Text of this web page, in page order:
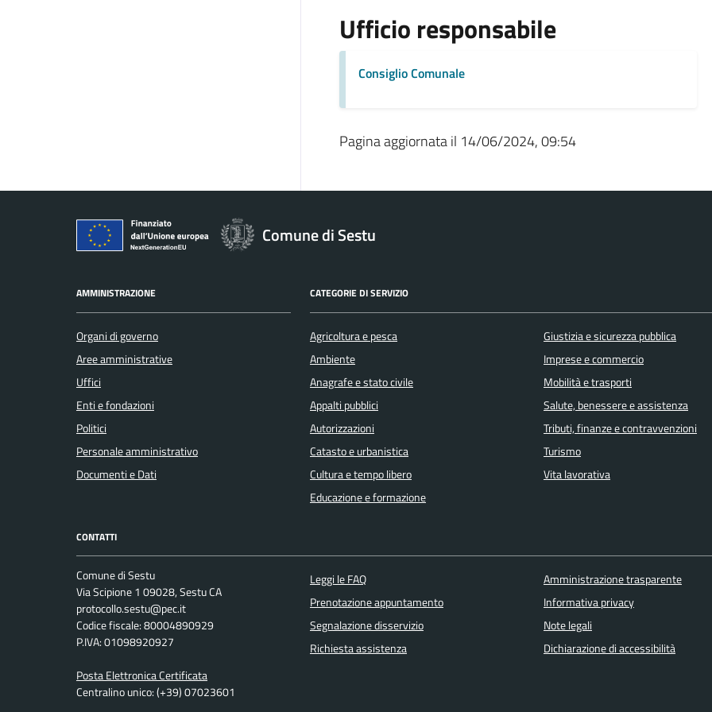
Ufficio responsabile
Consiglio Comunale
Pagina aggiornata il 14/06/2024, 09:54
Comune di Sestu
AMMINISTRAZIONE
Organi di governo
Aree amministrative
Uffici
Enti e fondazioni
Politici
Personale amministrativo
Documenti e Dati
CATEGORIE DI SERVIZIO
Agricoltura e pesca
Ambiente
Anagrafe e stato civile
Appalti pubblici
Autorizzazioni
Catasto e urbanistica
Cultura e tempo libero
Educazione e formazione
Giustizia e sicurezza pubblica
Imprese e commercio
Mobilità e trasporti
Salute, benessere e assistenza
Tributi, finanze e contravvenzioni
Turismo
Vita lavorativa
CONTATTI
Comune di Sestu
Via Scipione 1 09028, Sestu CA
protocollo.sestu@pec.it
Codice fiscale: 80004890929
P.IVA: 01098920927
Posta Elettronica Certificata
Centralino unico: (+39) 07023601
Leggi le FAQ
Prenotazione appuntamento
Segnalazione disservizio
Richiesta assistenza
Amministrazione trasparente
Informativa privacy
Note legali
Dichiarazione di accessibilità